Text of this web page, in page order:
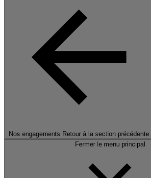
Nos engagements Retour à la section précédente
Fermer le menu principal